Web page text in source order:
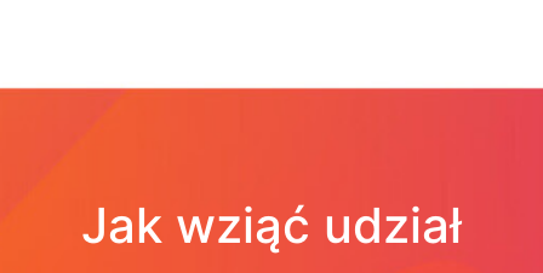
Jak wziąć udział